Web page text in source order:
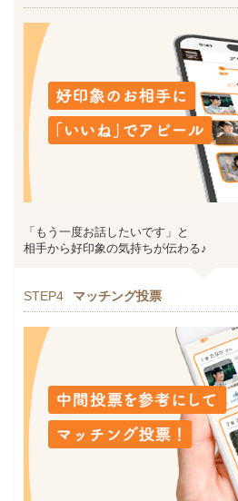
「もう一度お話したいです」と
相手から好印象の気持ちが伝わる♪
STEP4 マッチング投票